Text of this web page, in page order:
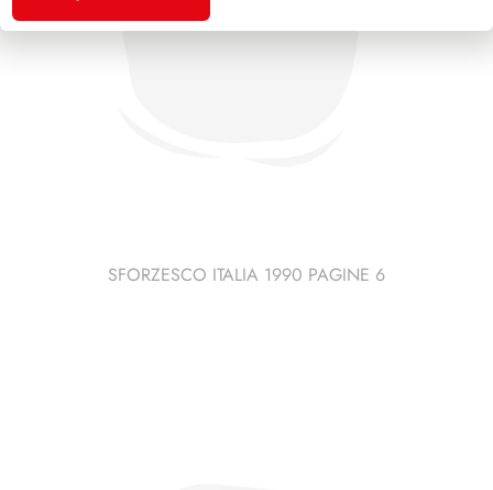
SFORZESCO ITALIA 1990 PAGINE 6